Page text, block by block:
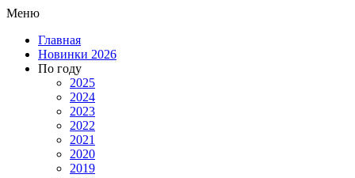
Меню
Главная
Новинки 2026
По году
2025
2024
2023
2022
2021
2020
2019